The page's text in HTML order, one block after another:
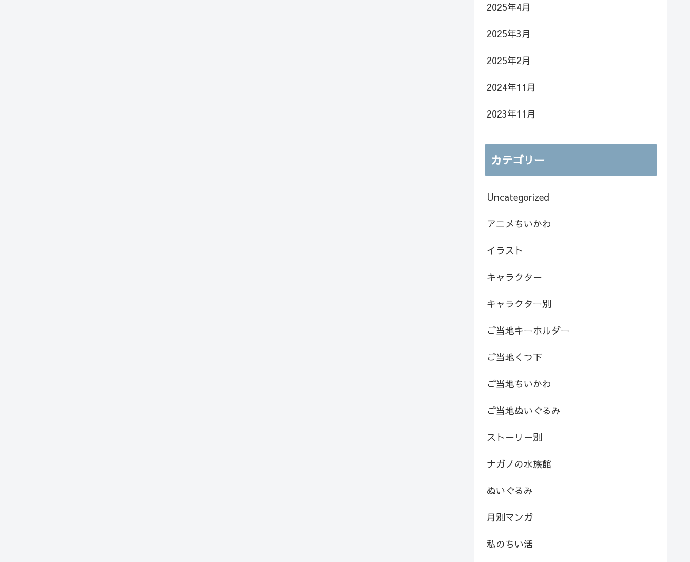
2025年4月
2025年3月
2025年2月
2024年11月
2023年11月
カテゴリー
Uncategorized
アニメちいかわ
イラスト
キャラクター
キャラクター別
ご当地キーホルダー
ご当地くつ下
ご当地ちいかわ
ご当地ぬいぐるみ
ストーリー別
ナガノの水族館
ぬいぐるみ
月別マンガ
私のちい活